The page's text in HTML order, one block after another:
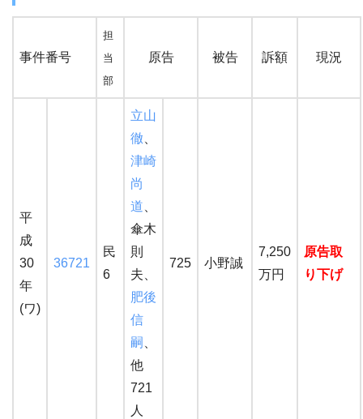
事件番号
担
当
部
原告 被告 訴額 現況
平
成
30
年
(ワ)
36721
民
6
立山
徹、
津崎
尚
道、
傘木
則
夫、
肥後
信
嗣 、
他
721
人
725 小野誠
7,250
万円
原告取
り下げ